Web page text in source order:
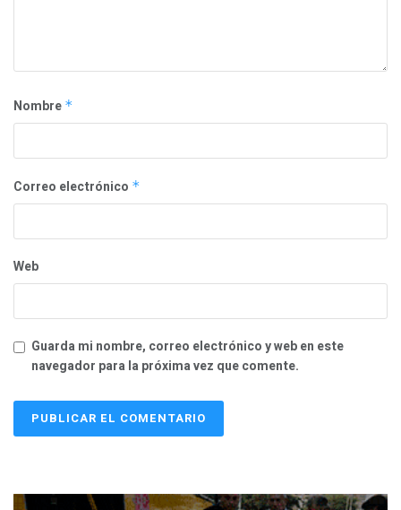
Nombre *
Correo electrónico *
Web
Guarda mi nombre, correo electrónico y web en este
navegador para la próxima vez que comente.